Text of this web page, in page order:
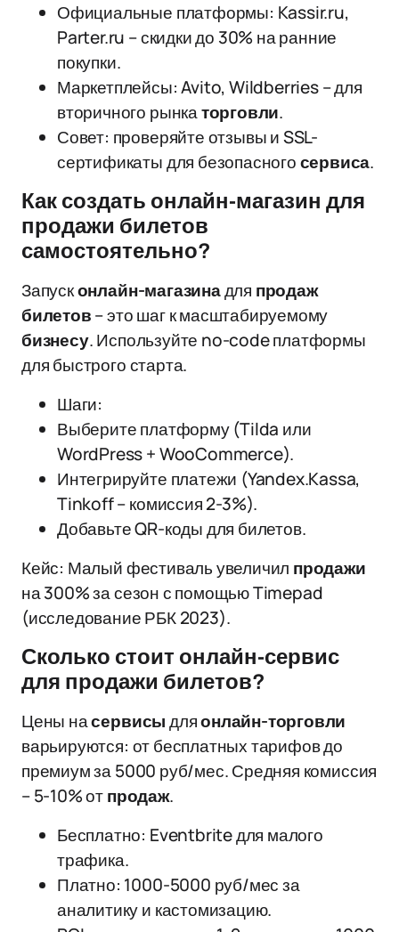
Официальные платформы: Kassir.ru,
Parter.ru – скидки до 30% на ранние
покупки.
Маркетплейсы: Avito, Wildberries – для
вторичного рынкаторговли.
Совет: проверяйте отзывы и SSL-
сертификаты для безопасногосервиса.
Как создать онлайн-магазин для
продажи билетов
самостоятельно?
Запусконлайн-магазинадля продаж
билетов– это шаг к масштабируемому
бизнесу. Используйте no-code платформы
для быстрого старта.
Шаги:
Выберите платформу (Tilda или
WordPress + WooCommerce).
Интегрируйте платежи (Yandex.Kassa,
Tinkoff – комиссия 2-3%).
Добавьте QR-коды для билетов.
Кейс: Малый фестиваль увеличил продажи
на 300% за сезон с помощью Timepad
(исследование РБК 2023).
Сколько стоит онлайн-сервис
для продажи билетов?
Цены насервисыдляонлайн-торговли
варьируются: от бесплатных тарифов до
премиум за 5000 руб/мес. Средняя комиссия
– 5-10% отпродаж.
Бесплатно: Eventbrite для малого
трафика.
Платно: 1000-5000 руб/мес за
аналитику и кастомизацию.